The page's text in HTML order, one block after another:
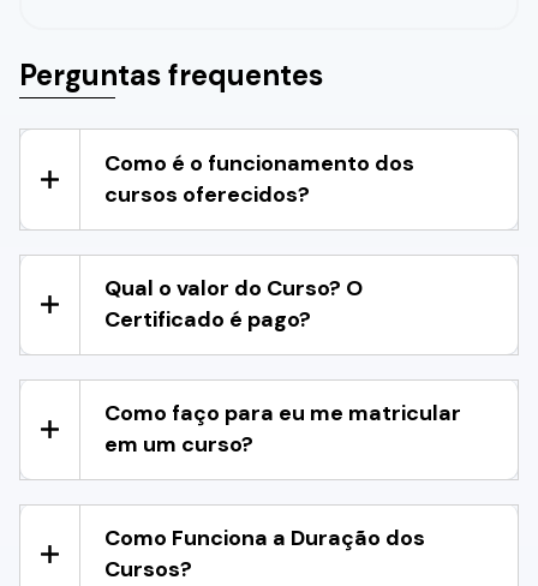
Perguntas frequentes
Como é o funcionamento dos
cursos oferecidos?
Qual o valor do Curso? O
Certificado é pago?
Como faço para eu me matricular
em um curso?
Como Funciona a Duração dos
Cursos?